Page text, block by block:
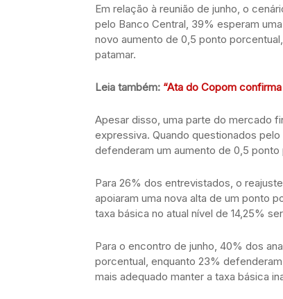
Em relação à reunião de junho, o
pelo Banco Central, 39% esperam
novo aumento de 0,5 ponto
patamar.
Leia também: “Ata do Copom
Apesar disso, uma parte do mercado
expressiva. Quando questionados
defenderam um aumento de 0,5 ponto
Para 26% dos entrevistados, o
apoiaram uma nova alta de um ponto
taxa básica no atual nível de 14,25%
Para o encontro de junho, 40% dos
porcentual, enquanto 23%
mais adequado manter a taxa básica